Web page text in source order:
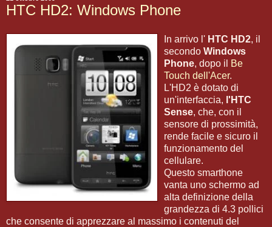
HTC HD2: Windows Phone
In arrivo l' HTC HD2, il
secondo Windows
Phone, dopo il
Be
Touch dell'Acer.
L'HD2 è dotato di
un'interfaccia, l'HTC
Sense, che, con il
sensore di prossimità,
rende facile e sicuro il
funzionamento del
cellulare.
Questo smarthone
vanta uno schermo ad
alta definizione della
grandezza di 4.3 pollici
che consente di apprezzare al massimo i contenuti del